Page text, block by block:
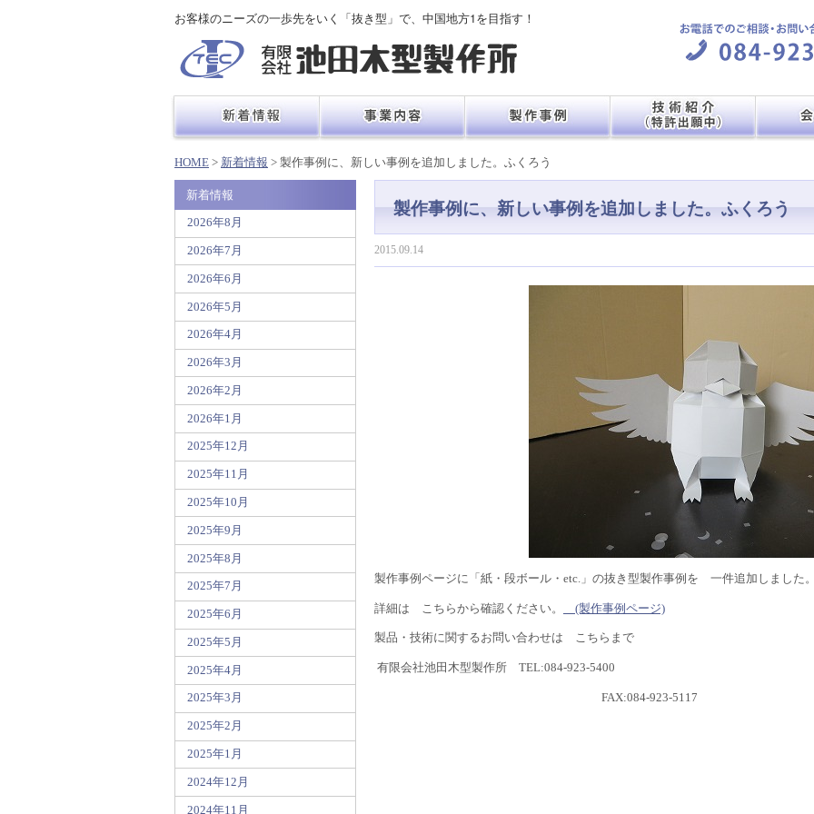
お客様のニーズの一歩先をいく「抜き型」で、中国地方1を目指す！
HOME > 新着情報 > 製作事例に、新しい事例を追加しました。ふくろう
製作事例に、新しい事例を追加しました。ふくろう
2015.09.14
製作事例ページに「紙・段ボール・etc.」の抜き型製作事例を 一件追加しました
詳細は こちらから確認ください。 (製作事例ページ)
製品・技術に関するお問い合わせは こちらまで
有限会社池田木型製作所 TEL:084-923-5400
FAX:084-923-5117
新着情報
2026年8月
2026年7月
2026年6月
2026年5月
2026年4月
2026年3月
2026年2月
2026年1月
2025年12月
2025年11月
2025年10月
2025年9月
2025年8月
2025年7月
2025年6月
2025年5月
2025年4月
2025年3月
2025年2月
2025年1月
2024年12月
2024年11月